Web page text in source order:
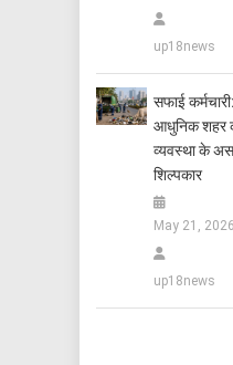
up18news
सफाई कर्मचारी:
आधुनिक शहर
व्यवस्था के
शिल्पकार
May 21, 2026
up18news